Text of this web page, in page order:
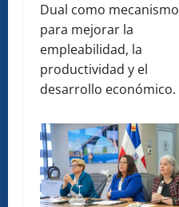
Dual como mecanismo
para mejorar la
empleabilidad, la
productividad y el
desarrollo económico.